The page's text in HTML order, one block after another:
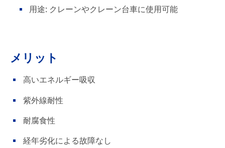
用途: クレーンやクレーン台車に使用可能
メリット
高いエネルギー吸収
紫外線耐性
耐腐食性
経年劣化による故障なし